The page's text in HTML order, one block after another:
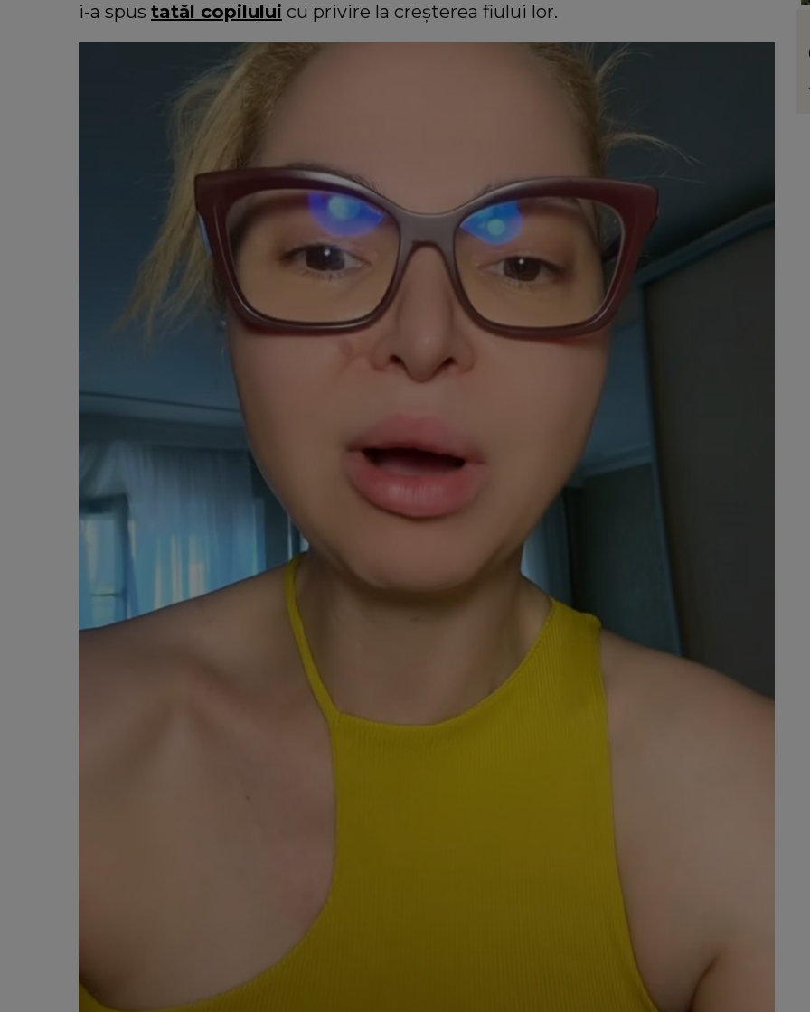
i-a spus tatăl copilului cu privire la creșterea fiului lor.
INFORMATIILE ZILEI
Sora lui Mario Berinde, dezvăluiri
cutremurătoare despre decesul fratelui
său. Ce spune tânăra despre momentul
în care adolescentul și-a pierdut viața:
“Nu a fost față în față.”
Floarea care te reprezintă în funcție de
personalitate. Ce ți se potrivește dacă